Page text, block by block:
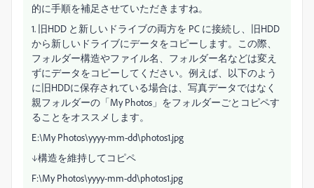
的に手順を補足させていただきますね。
1. 旧HDD と新しいドライブの両方を PC に接続し、旧HDD
から新しいドライブにデータをコピーします。この際、
フォルダー構造やファイル名、フォルダー名などは変え
ずにデータをコピーしてください。例えば、以下のよう
に旧HDDに保存されている場合は、写真データではなく
親フォルダーの「My Photos」をフォルダーごとコピペす
ることをオススメします。
E:\My Photos\yyyy-mm-dd\photos1.jpg
↓構造を維持してコピペ
F:\My Photos\yyyy-mm-dd\photos1.jpg